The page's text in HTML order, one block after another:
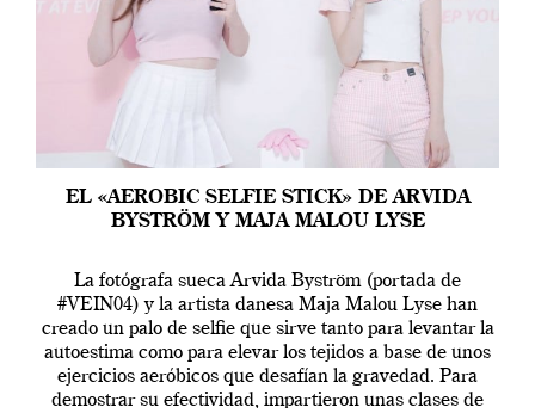
EL «AEROBIC SELFIE STICK» DE ARVIDA
BYSTRÖM Y MAJA MALOU LYSE
La fotógrafa sueca Arvida Byström (portada de
#VEIN04) y la artista danesa Maja Malou Lyse han
creado un palo de selfie que sirve tanto para levantar la
autoestima como para elevar los tejidos a base de unos
ejercicios aeróbicos que desafían la gravedad. Para
demostrar su efectividad, impartieron unas clases de